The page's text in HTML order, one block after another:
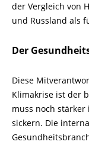
der Vergleich von
und Russland als
Der
Diese
Klimakrise ist der
muss noch
sickern. Die